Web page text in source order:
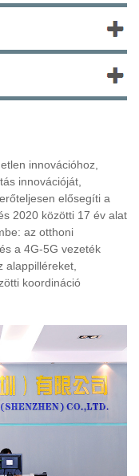
innovációhoz,
innovációját,
elősegíti a
2020 közötti 17 év alatt
az otthoni
a 4G-5G vezeték
alappilléreket,
koordináció